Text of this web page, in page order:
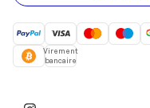
Virement
bancaire